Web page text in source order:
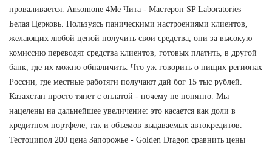
проваливается. Ansomone 4Me Чита - Мастерон SP Laboratories
Белая Церковь. Пользуясь паническими настроениями клиентов,
желающих любой ценой получить свои средства, они за высокую
комиссию переводят средства клиентов, готовых платить, в другой
банк, где их можно обналичить. Что уж говорить о нищих регионах
России, где местные работяги получают дай бог 15 тыс рублей.
Казахстан просто тянет с оплатой - почему не понятно. Мы
нацелены на дальнейшее увеличение: это касается как доли в
кредитном портфеле, так и объемов выдаваемых автокредитов.
Тестоципол 200 цена Запорожье - Golden Dragon сравнить цены